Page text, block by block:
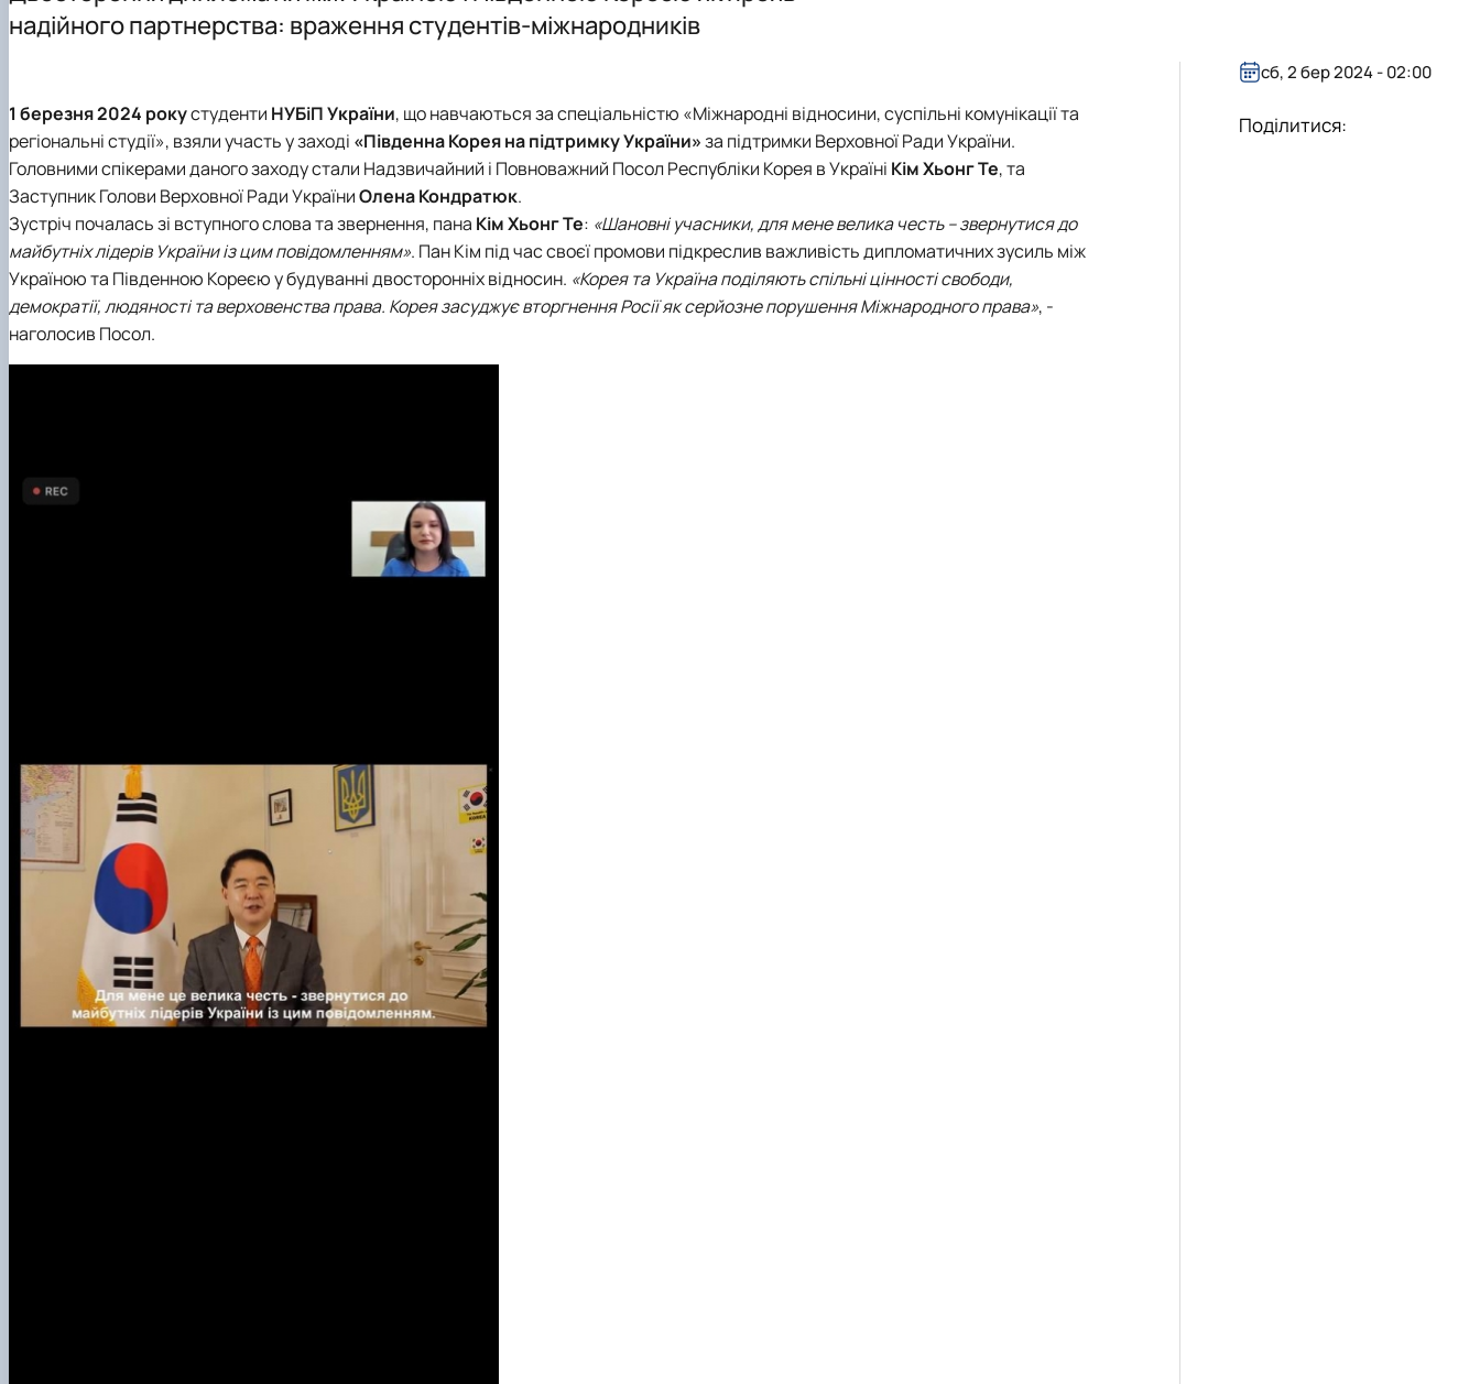
Договори про співпрацю, меморандуми
Запрошуємо до співпраці!
Наші випускники
ВИПУСКНИКИ, які загинули за незалежність України
Міжнародна діяльність
Популярно про маловідоме
Головне про дипломатію
Спеціальність В9 «Історія та археологія» - аспірантура
Як стати бакалавром за спеціальностю С3 «Міжнародні відносини»
Часті запитання та відповіді
Підготовчі курси до НМТ
Подготовчі курси до ЄВІ
Підготовка до вступу в аспірантуру
Правила прийому 2026
Контактні дані
Профорієнтаційна діяльність
ОПП ОС Бакалавр спеціальності «Міжнародні відносини»
Робочі програми
Робочі програми для інших спеціальностей
Навчально-методична робота кафедри МВіСН
Культурно-виховна робота
Цифрова бібліотека
Сторінка магістра
Опитування
Скринька довіри
Аспіранти кафедри
Соціологічна навчально-науково-виробнича лабораторія
Дипломатія та геополітика: співвідношення і взаємовплив
Інформація і політика
Міжнародні молодіжні студії
Головне про дипломатію
надійного партнерства: враження студентів-міжнародників
1 березня 2024 рокустуденти НУБіП України, що навчаються заспеціальністю «Міжнародні відносини, суспільні комунікації та
регіональні студії», взяли участь узаході «Південна Корея на підтримку України»за підтримки Верховної Ради України.
Головними спікерами даного заходу стали Надзвичайний і Повноважний Посол Республіки Корея в Україні Кім Хьонг Те, та
Заступник Голови Верховної Ради УкраїниОлена Кондратюк.
Зустріч почалась зі вступного слова та звернення, пана Кім Хьонг Те: «Шановні учасники, для мене велика честь – звернутися до
майбутніх лідерів України із цим повідомленням». Пан Кім під час своєї промови підкреслив важливість дипломатичних зусиль між
Україною та Південною Кореєю у будуванні двосторонніх відносин. «Корея та Україна поділяють спільні цінності свободи,
демократії, людяності та верховенства права. Корея засуджує вторгнення Росії як серйозне порушення Міжнародного права», -
наголосив Посол.
сб, 2 бер 2024 - 02:00
Поділитися: